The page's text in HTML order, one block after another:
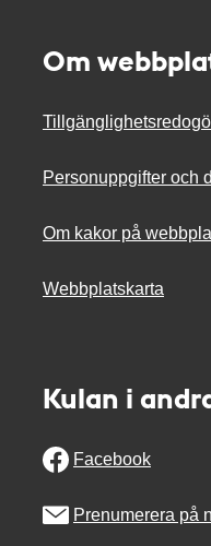
Om
Personuppgifter och
Om kakor på
Webbplatskarta
Kulan i
Facebook
Prenumerera på